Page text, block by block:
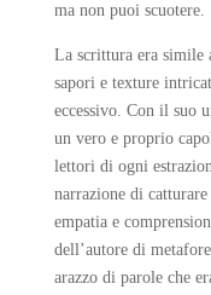
ma non puoi scuotere.
La scrittura era simile
sapori e texture
eccessivo. Con il suo
un vero e proprio
lettori di ogni
narrazione di
empatia e
dell’autore di
arazzo di parole che